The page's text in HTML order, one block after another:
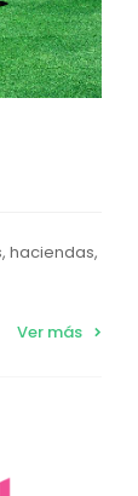
haciendas,
Ver más